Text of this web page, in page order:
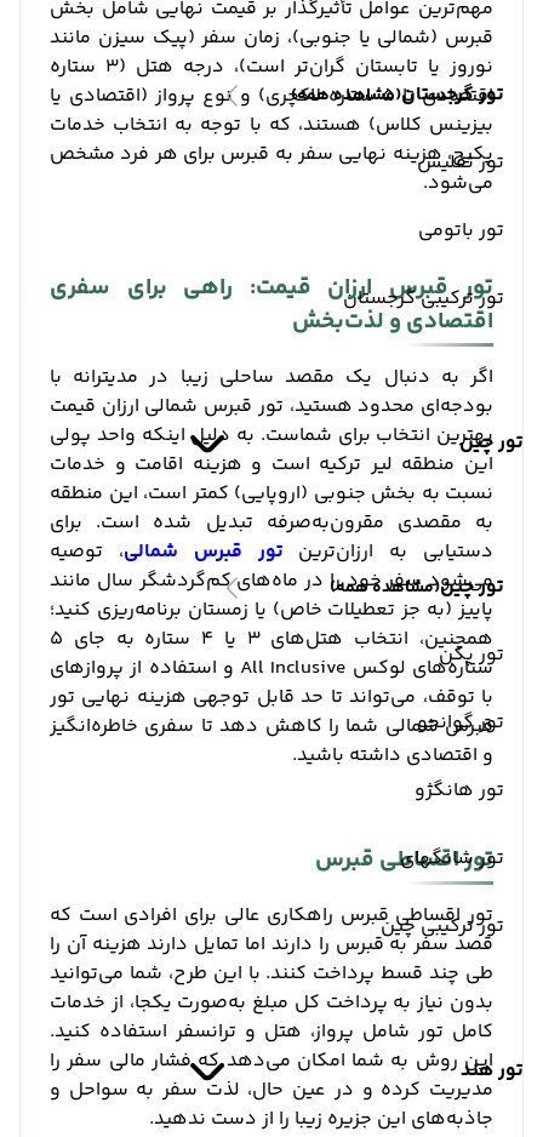
تور گرجستان(مشاهده همه)
تور تفلیس
تور باتومی
تور ترکیبی گرجستان
تور چین
تور چین(مشاهده همه)
تور پکن
تور گوانجو
تور هانگژو
تور شانگهای
تور ترکیبی چین
تور هند
مهم‌ترین عوامل تأثیرگذار بر قیمت نهایی شامل بخش
قبرس (شمالی یا جنوبی)، زمان سفر (پیک سیزن مانند
نوروز یا تابستان گران‌تر است)، درجه هتل (۳ ستاره
اقتصادی تا ۵ ستاره لاکچری) و نوع پرواز (اقتصادی یا
بیزینس کلاس) هستند، که با توجه به انتخاب خدمات
پکیج، هزینه نهایی سفر به قبرس برای هر فرد مشخص
می‌شود.
تور قبرس ارزان قیمت: راهی برای سفری
اقتصادی و لذت‌بخش
اگر به دنبال یک مقصد ساحلی زیبا در مدیترانه با
بودجه‌ای محدود هستید، تور قبرس شمالی ارزان قیمت
بهترین انتخاب برای شماست. به دلیل اینکه واحد پولی
این منطقه لیر ترکیه است و هزینه اقامت و خدمات
نسبت به بخش جنوبی (اروپایی) کمتر است، این منطقه
به مقصدی مقرون‌به‌صرفه تبدیل شده است. برای
دستیابی به ارزان‌ترین تور قبرس شمالی، توصیه
می‌شود سفر خود را در ماه‌های کم‌گردشگر سال مانند
پاییز (به جز تعطیلات خاص) یا زمستان برنامه‌ریزی کنید؛
همچنین، انتخاب هتل‌های ۳ یا ۴ ستاره به جای ۵
ستاره‌های لوکس All Inclusive و استفاده از پروازهای
با توقف، می‌تواند تا حد قابل توجهی هزینه نهایی تور
قبرس شمالی شما را کاهش دهد تا سفری خاطره‌انگیز
و اقتصادی داشته باشید.
تور اقساطی قبرس
تور اقساطی قبرس راهکاری عالی برای افرادی است که
قصد سفر به قبرس را دارند اما تمایل دارند هزینه آن را
طی چند قسط پرداخت کنند. با این طرح، شما می‌توانید
بدون نیاز به پرداخت کل مبلغ به‌صورت یکجا، از خدمات
کامل تور شامل پرواز، هتل و ترانسفر استفاده کنید.
این روش به شما امکان می‌دهد که فشار مالی سفر را
مدیریت کرده و در عین حال، لذت سفر به سواحل و
جاذبه‌های این جزیره زیبا را از دست ندهید.